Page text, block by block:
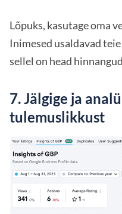
Lõpuks, kasutage oma
Inimesed usaldavad
sellel on head
7. Jälgige ja
tulemuslikkust